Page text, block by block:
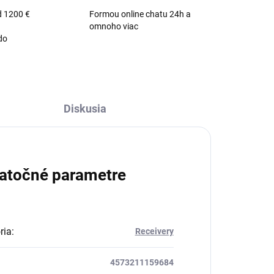
1200 €
Formou online chatu 24h a
omnoho viac
Diskusia
parametre
: Receivery
4573211159684